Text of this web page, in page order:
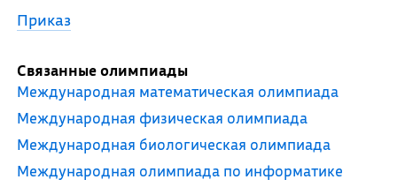
Приказ
Связанные олимпиады
Международная математическая олимпиада
Международная физическая олимпиада
Международная биологическая олимпиада
Международная олимпиада по информатике